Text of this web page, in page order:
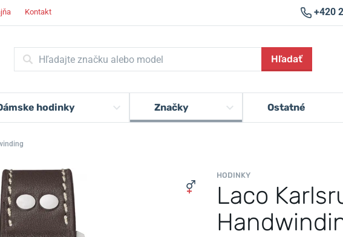
Kontakt +420
Hľadať
hodinky Značky Ostatné
HODINKY
Laco